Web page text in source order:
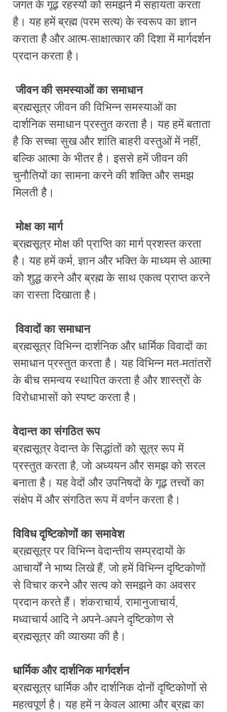
जगत के गूढ़ रहस्यों को समझने में सहायता करता
है। यह हमें ब्रह्म (परम सत्य) के स्वरूप का ज्ञान
कराता है और आत्म-साक्षात्कार की दिशा में मार्गदर्शन
प्रदान करता है।
जीवन की समस्याओं का समाधान
ब्रह्मसूत्र जीवन की विभिन्न समस्याओं का
दार्शनिक समाधान प्रस्तुत करता है। यह हमें बताता
है कि सच्चा सुख और शांति बाहरी वस्तुओं में नहीं,
बल्कि आत्मा के भीतर है। इससे हमें जीवन की
चुनौतियों का सामना करने की शक्ति और समझ
मिलती है।
मोक्ष का मार्ग
ब्रह्मसूत्र मोक्ष की प्राप्ति का मार्ग प्रशस्त करता
है। यह हमें कर्म, ज्ञान और भक्ति के माध्यम से आत्मा
को शुद्ध करने और ब्रह्म के साथ एकत्व प्राप्त करने
का रास्ता दिखाता है।
विवादों का समाधान
ब्रह्मसूत्र विभिन्न दार्शनिक और धार्मिक विवादों का
समाधान प्रस्तुत करता है। यह विभिन्न मत-मतांतरों
के बीच समन्वय स्थापित करता है और शास्त्रों के
विरोधाभासों को स्पष्ट करता है।
वेदान्त का संगठित रूप
ब्रह्मसूत्र वेदान्त के सिद्धांतों को सूत्र रूप में
प्रस्तुत करता है, जो अध्ययन और समझ को सरल
बनाता है। यह वेदों और उपनिषदों के गूढ़ तत्त्वों का
संक्षेप में और संगठित रूप में वर्णन करता है।
विविध दृष्टिकोणों का समावेश
ब्रह्मसूत्र पर विभिन्न वेदान्तीय सम्प्रदायों के
आचार्यों ने भाष्य लिखे हैं, जो हमें विभिन्न दृष्टिकोणों
से विचार करने और सत्य को समझने का अवसर
प्रदान करते हैं। शंकराचार्य, रामानुजाचार्य,
मध्वाचार्य आदि ने अपने-अपने दृष्टिकोण से
ब्रह्मसूत्र की व्याख्या की है।
धार्मिक और दार्शनिक मार्गदर्शन
ब्रह्मसूत्र धार्मिक और दार्शनिक दोनों दृष्टिकोणों से
महत्वपूर्ण है। यह हमें न केवल आत्मा और ब्रह्म का